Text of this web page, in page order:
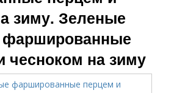
зиму. Зеленые
чесноком на зиму